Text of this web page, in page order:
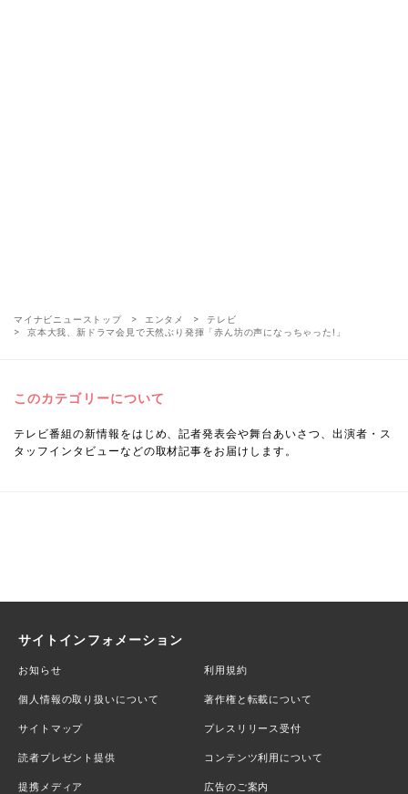
マイナビニューストップ エンタメ
テレビ
京本大我、新ドラマ会見で天然ぶり発揮「赤ん坊の声になっちゃった!」
このカテゴリーについて
テレビ番組の新情報をはじめ、記者発表会や舞台あいさつ、出演者・ス
タッフインタビューなどの取材記事をお届けします。
サイトインフォメーション
お知らせ 利用規約
個人情報の取り扱いについて 著作権と転載について
サイトマップ プレスリリース受付
読者プレゼント提供 コンテンツ利用について
提携メディア 広告のご案内